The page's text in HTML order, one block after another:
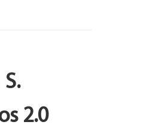
2.0